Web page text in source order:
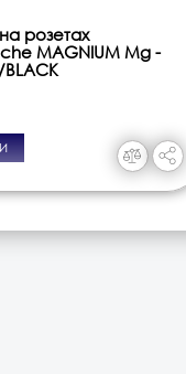
розетах
MAGNIUM Mg -